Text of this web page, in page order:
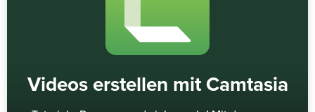
Videos erstellen mit Camtasia